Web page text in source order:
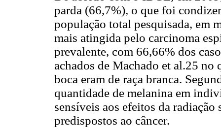
parda (66,7%), o que foi
população total pesquisada, em
mais atingida pelo carcinoma
prevalente, com 66,66% dos
achados de Machado et al.25 no
boca eram de raça branca.
quantidade de melanina em
sensíveis aos efeitos da radiação
predispostos ao câncer.